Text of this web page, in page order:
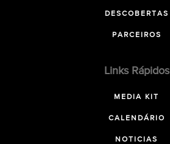
DESCOBERTAS
PARCEIROS
Links Rápidos
MEDIA KIT
CALENDÁRIO
NOTICIAS